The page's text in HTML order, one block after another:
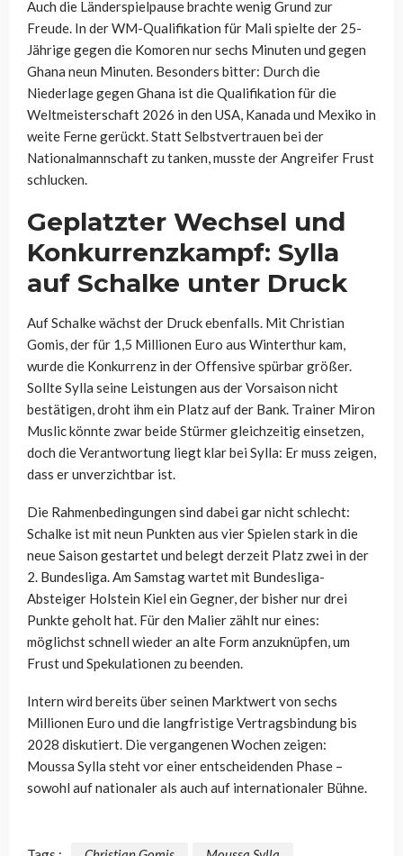
Auch die Länderspielpause brachte wenig Grund zur
Freude. In der WM-Qualifikation für Mali spielte der 25-
Jährige gegen die Komoren nur sechs Minuten und gegen
Ghana neun Minuten. Besonders bitter: Durch die
Niederlage gegen Ghana ist die Qualifikation für die
Weltmeisterschaft 2026 in den USA, Kanada und Mexiko in
weite Ferne gerückt. Statt Selbstvertrauen bei der
Nationalmannschaft zu tanken, musste der Angreifer Frust
schlucken.
Geplatzter Wechsel und
Konkurrenzkampf: Sylla
auf Schalke unter Druck
Auf Schalke wächst der Druck ebenfalls. Mit Christian
Gomis, der für 1,5 Millionen Euro aus Winterthur kam,
wurde die Konkurrenz in der Offensive spürbar größer.
Sollte Sylla seine Leistungen aus der Vorsaison nicht
bestätigen, droht ihm ein Platz auf der Bank. Trainer Miron
Muslic könnte zwar beide Stürmer gleichzeitig einsetzen,
doch die Verantwortung liegt klar bei Sylla: Er muss zeigen,
dass er unverzichtbar ist.
Die Rahmenbedingungen sind dabei gar nicht schlecht:
Schalke ist mit neun Punkten aus vier Spielen stark in die
neue Saison gestartet und belegt derzeit Platz zwei in der
2. Bundesliga. Am Samstag wartet mit Bundesliga-
Absteiger Holstein Kiel ein Gegner, der bisher nur drei
Punkte geholt hat. Für den Malier zählt nur eines:
möglichst schnell wieder an alte Form anzuknüpfen, um
Frust und Spekulationen zu beenden.
Intern wird bereits über seinen Marktwert von sechs
Millionen Euro und die langfristige Vertragsbindung bis
2028 diskutiert. Die vergangenen Wochen zeigen:
Moussa Sylla steht vor einer entscheidenden Phase –
sowohl auf nationaler als auch auf internationaler Bühne.